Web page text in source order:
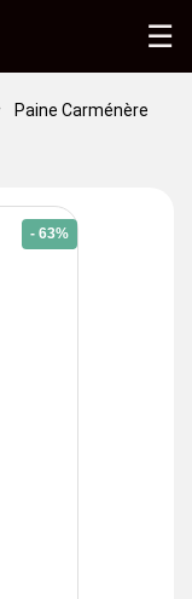
Paine Carménère
- 63%
☰